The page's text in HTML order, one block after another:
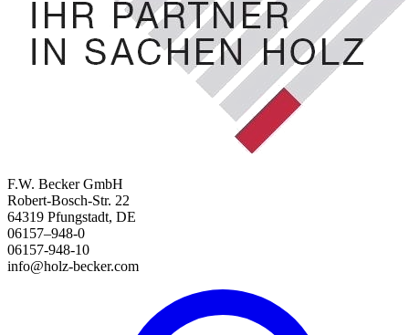
F.W. Becker GmbH
Robert-Bosch-Str. 22
64319 Pfungstadt, DE
06157–948-0
06157-948-10
info@holz-becker.com